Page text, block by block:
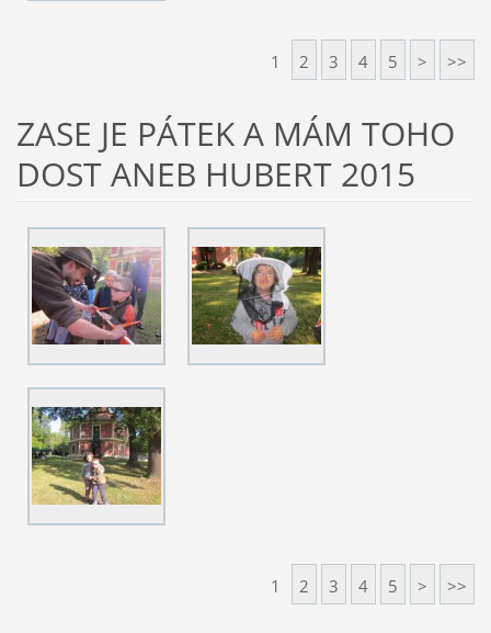
1 2 3 4 5 > >>
ZASE JE PÁTEK A MÁM TOHO
DOST ANEB HUBERT 2015
1 2 3 4 5 > >>